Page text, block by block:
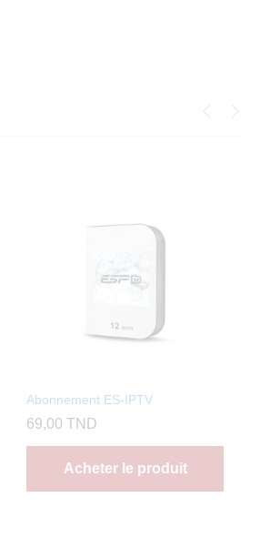
Abonnement ES-IPTV
69,00TND
Acheter le produit